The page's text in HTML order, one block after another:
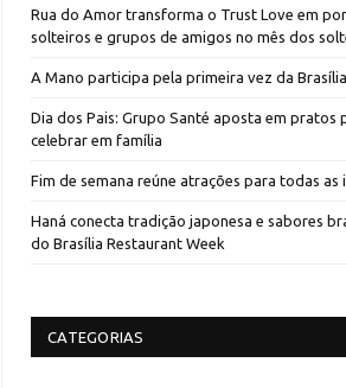
Rua do Amor transforma o Trust Love em
solteiros e grupos de amigos no mês dos
A Mano participa pela primeira vez da
Dia dos Pais: Grupo Santé aposta em pratos
celebrar em família
Fim de semana reúne atrações para todas as
Haná conecta tradição japonesa e sabores
do Brasília Restaurant Week
CATEGORIAS